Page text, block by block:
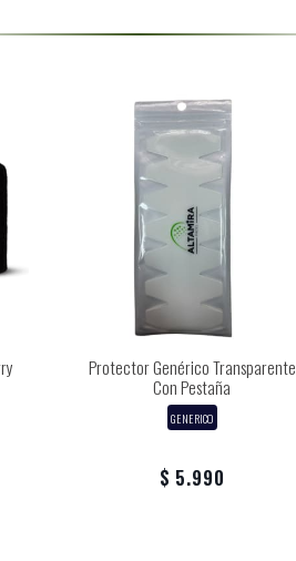
Protector Genérico Transparente
Con Pestaña
GENERICO
$ 5.990